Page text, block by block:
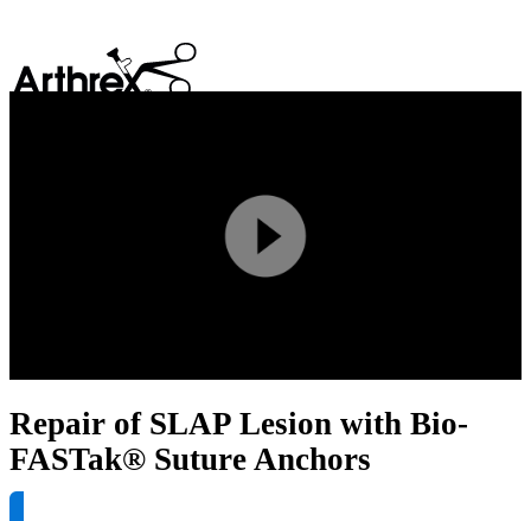
Play
Video
Repair of SLAP Lesion with Bio-
FASTak® Suture Anchors